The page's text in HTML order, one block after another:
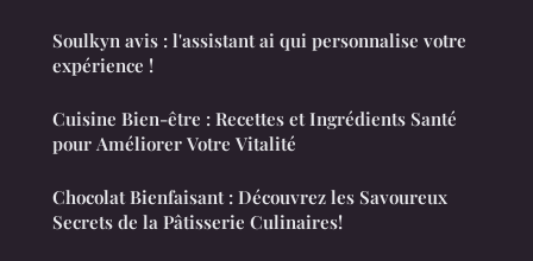
Soulkyn avis : l'assistant ai qui personnalise votre
expérience !
Cuisine Bien-être : Recettes et Ingrédients Santé
pour Améliorer Votre Vitalité
Chocolat Bienfaisant : Découvrez les Savoureux
Secrets de la Pâtisserie Culinaires!